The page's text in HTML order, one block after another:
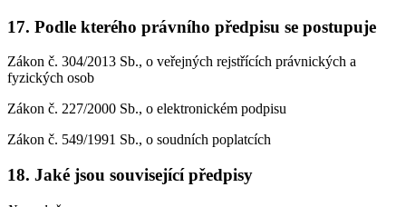
17. Podle kterého právního předpisu se postupuje
Zákon č. 304/2013 Sb., o veřejných rejstřících právnických a
fyzických osob
Zákon č. 227/2000 Sb., o elektronickém podpisu
Zákon č. 549/1991 Sb., o soudních poplatcích
18. Jaké jsou související předpisy